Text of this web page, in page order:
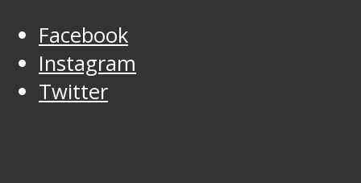
Facebook
Instagram
Twitter